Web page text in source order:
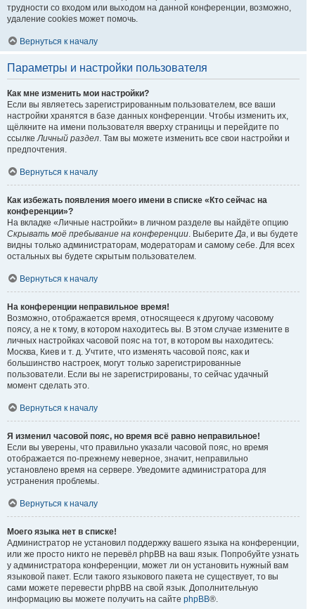
трудности со входом или выходом на данной конференции, возможно,
удаление cookies может помочь.
Вернуться к началу
Параметры и настройки пользователя
Как мне изменить мои настройки?
Если вы являетесь зарегистрированным пользователем, все ваши
настройки хранятся в базе данных конференции. Чтобы изменить их,
щёлкните на имени пользователя вверху страницы и перейдите по
ссылкеЛичный раздел. Там вы можете изменить все свои настройки и
предпочтения.
Вернуться к началу
Как избежать появления моего имени в списке «Кто сейчас на
конференции»?
На вкладке «Личные настройки» в личном разделе вы найдёте опцию
Скрывать моё пребывание на конференции. ВыберитеДа, и вы будете
видны только администраторам, модераторам и самому себе. Для всех
остальных вы будете скрытым пользователем.
Вернуться к началу
На конференции неправильное время!
Возможно, отображается время, относящееся к другому часовому
поясу, а не к тому, в котором находитесь вы. В этом случае измените в
личных настройках часовой пояс на тот, в котором вы находитесь:
Москва, Киев и т. д. Учтите, что изменять часовой пояс, как и
большинство настроек, могут только зарегистрированные
пользователи. Если вы не зарегистрированы, то сейчас удачный
момент сделать это.
Вернуться к началу
Я изменил часовой пояс, но время всё равно неправильное!
Если вы уверены, что правильно указали часовой пояс, но время
отображается по-прежнему неверное, значит, неправильно
установлено время на сервере. Уведомите администратора для
устранения проблемы.
Вернуться к началу
Моего языка нет в списке!
Администратор не установил поддержку вашего языка на конференции,
или же просто никто не перевёл phpBB на ваш язык. Попробуйте узнать
у администратора конференции, может ли он установить нужный вам
языковой пакет. Если такого языкового пакета не существует, то вы
сами можете перевести phpBB на свой язык. Дополнительную
информацию вы можете получить на сайте phpBB®.